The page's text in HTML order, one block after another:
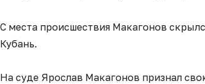
С места происшествия Макагонов
Кубань.
На суде Ярослав Макагонов признал